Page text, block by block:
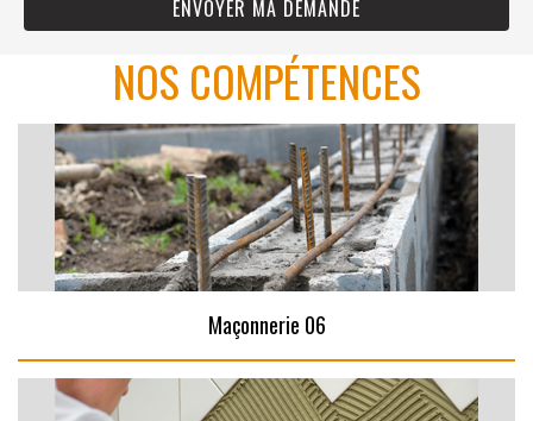
NOS COMPÉTENCES
Maçonnerie 06